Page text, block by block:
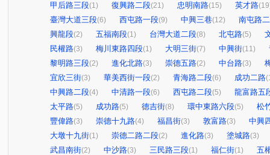
甲后路三段(1) 復興路二段(21) 忠明南路(15) 英才路
臺灣大道三段(6) 西屯路一段(9) 中興三巷(12)
南屯路
興龍段(2) 五福南段(1) 台灣大道二段(8) 北屯路(5)
民權路(3) 梅川東路四段(1) 大明三街(7) 中興街(11)
黎明路三段(2) 進化北路(3) 崇德五路(2) 中台路(3)
宜欣三街(3) 華美西街一段(2) 青海路二段(6) 成功二路
中興路二段(4) 中清路一段(6) 西屯路二段(5)
龍富路五
太平路(5) 成功路(5) 德吉街(8) 環中東路六段(5)
松
豐偉路(3) 崇德十九路(4) 福昌街(3) 敦富路(3)
中興
大墩十九街(1) 崇德二路二段(2) 進化路(3) 塗城路(3)
武昌南街(2) 中沙路(3) 三民路三段(1) 福仁街(1)
五